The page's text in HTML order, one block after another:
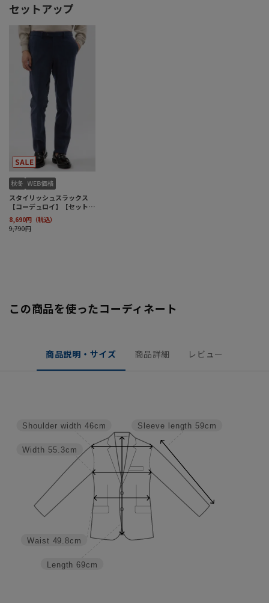
この商品を使ったコーディネート
商品説明・サイズ 商品詳細 レビュー
Sleeve length 59cm
Length 69cm
Waist 49.8cm
Width 55.3cm
Shoulder width 46cm